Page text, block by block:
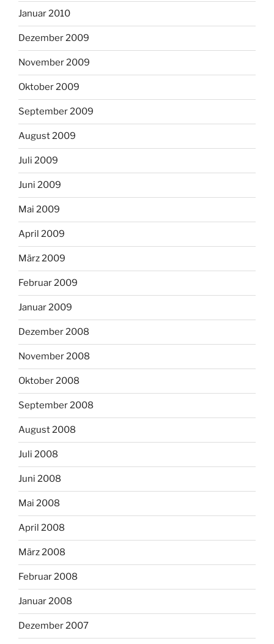
Januar 2010
Dezember 2009
November 2009
Oktober 2009
September 2009
August 2009
Juli 2009
Juni 2009
Mai 2009
April 2009
März 2009
Februar 2009
Januar 2009
Dezember 2008
November 2008
Oktober 2008
September 2008
August 2008
Juli 2008
Juni 2008
Mai 2008
April 2008
März 2008
Februar 2008
Januar 2008
Dezember 2007